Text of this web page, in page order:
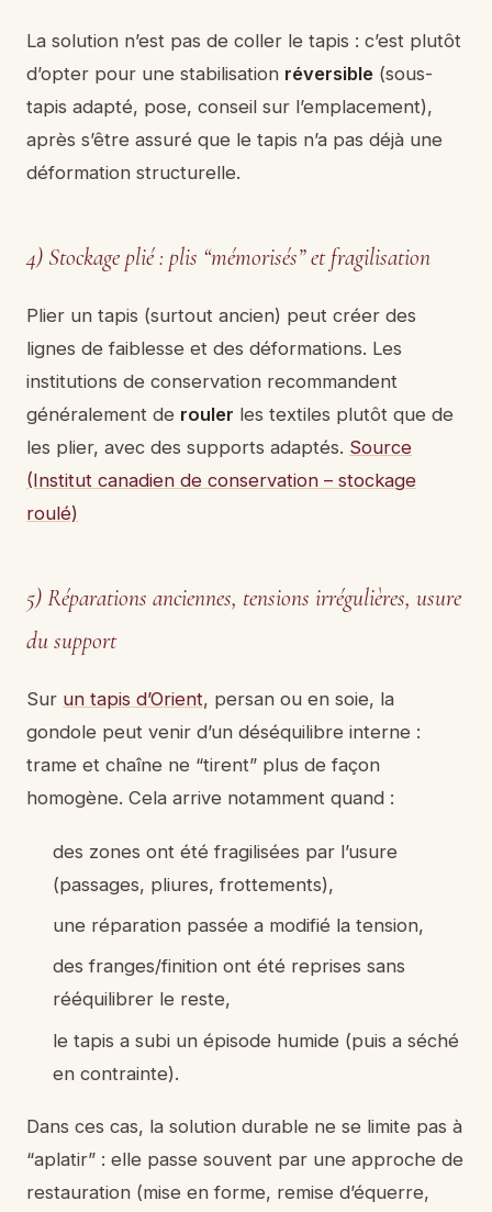
La solution n’est pas de coller le tapis : c’est plutôt
d’opter pour une stabilisation réversible (sous-
tapis adapté, pose, conseil sur l’emplacement),
après s’être assuré que le tapis n’a pas déjà une
déformation structurelle.
4) Stockage plié : plis “mémorisés” et fragilisation
Plier un tapis (surtout ancien) peut créer des
lignes de faiblesse et des déformations. Les
institutions de conservation recommandent
généralement de rouler les textiles plutôt que de
les plier, avec des supports adaptés. Source
(Institut canadien de conservation – stockage
roulé)
5) Réparations anciennes, tensions irrégulières, usure
du support
Sur un tapis d’Orient, persan ou en soie, la
gondole peut venir d’un déséquilibre interne :
trame et chaîne ne “tirent” plus de façon
homogène. Cela arrive notamment quand :
des zones ont été fragilisées par l’usure
(passages, pliures, frottements),
une réparation passée a modifié la tension,
des franges/finition ont été reprises sans
rééquilibrer le reste,
le tapis a subi un épisode humide (puis a séché
en contrainte).
Dans ces cas, la solution durable ne se limite pas à
“aplatir” : elle passe souvent par une approche de
restauration (mise en forme, remise d’équerre,